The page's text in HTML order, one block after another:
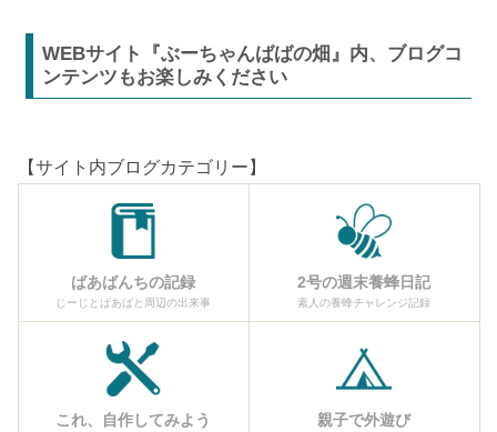
WEBサイト『ぶーちゃんばばの畑』内、ブログコ
ンテンツもお楽しみください
【サイト内ブログカテゴリー】
ばあばんちの記録
じーじとばあばと周辺の出来事
2号の週末養蜂日記
素人の養蜂チャレンジ記録
これ、自作してみよう 親子で外遊び